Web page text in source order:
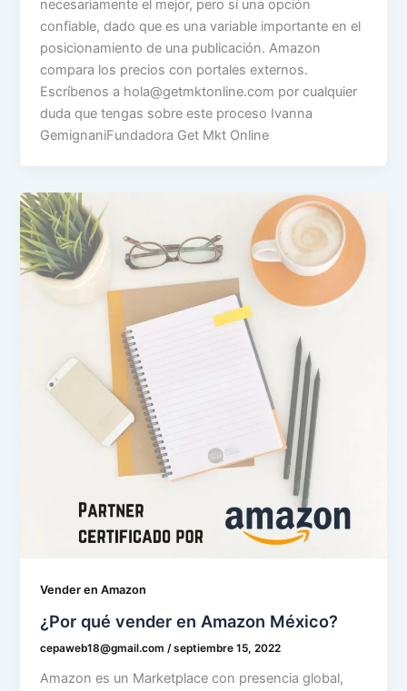
necesariamente el mejor, pero sí una opción
confiable, dado que es una variable importante en el
posicionamiento de una publicación. Amazon
compara los precios con portales externos.
Escríbenos a hola@getmktonline.com por cualquier
duda que tengas sobre este proceso Ivanna
GemignaniFundadora Get Mkt Online
Vender en Amazon
¿Por qué vender en Amazon México?
cepaweb18@gmail.com /septiembre 15, 2022
Amazon es un Marketplace con presencia global,